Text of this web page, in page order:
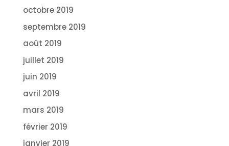
octobre 2019
septembre 2019
août 2019
juillet 2019
juin 2019
avril 2019
mars 2019
février 2019
janvier 2019